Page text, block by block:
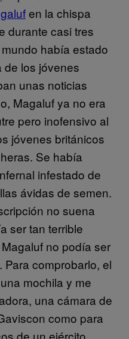
en la chispa
durante casi tres
había estado
de los jóvenes
unas noticias
Magaluf ya no era
pero inofensivo al
jóvenes británicos
Se había
infestado de
ávidas de semen.
no suena
ser tan terrible
no podía ser
comprobarlo, el
mochila y me
una cámara de
como para
de un ejército